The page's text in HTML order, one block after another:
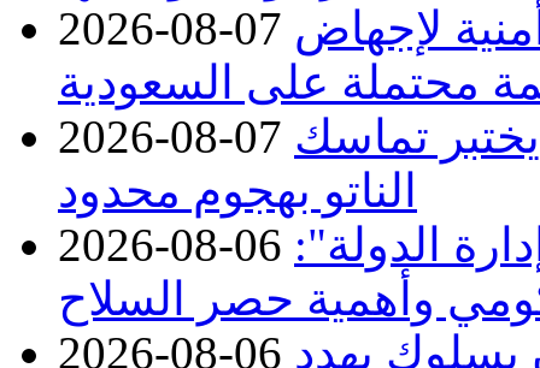
2026-08-07 لإجهاض
محتملة على السعودية
2026-08-07 يختبر تماسك
الناتو بهجوم محدود
2026-08-06 الدولة":
وأهمية حصر السلاح
2026-08-06 بسلوك يهدد